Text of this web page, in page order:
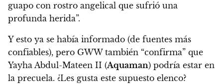
guapo con rostro angelical que sufrió una
profunda herida”.
Y esto ya se había informado (de fuentes más
confiables), pero GWW también “confirma” que
Yayha Abdul-Mateen II (Aquaman) podría estar en
la precuela. ¿Les gusta este supuesto elenco?